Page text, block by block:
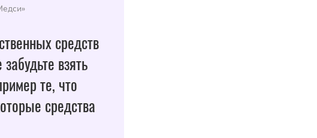
средств
взять
те, что
средства